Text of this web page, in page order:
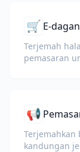
🛒 E-
Terjemah
pemasaran
📢
Terjemahkan
kandungan